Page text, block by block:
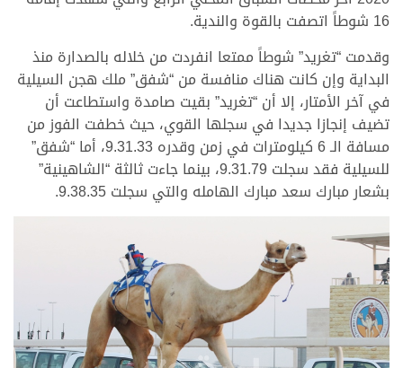
16 شوطاً اتصفت بالقوة والندية.
وقدمت “تغريد” شوطاً ممتعا انفردت من خلاله بالصدارة منذ
البداية وإن كانت هناك منافسة من “شفق” ملك هجن السيلية
في آخر الأمتار، إلا أن “تغريد” بقيت صامدة واستطاعت أن
تضيف إنجازا جديدا في سجلها القوي، حيث خطفت الفوز من
مسافة الـ 6 كيلومترات في زمن وقدره 9.31.33، أما “شفق”
للسيلية فقد سجلت 9.31.79، بينما جاءت ثالثة “الشاهينية”
بشعار مبارك سعد مبارك الهامله والتي سجلت 9.38.35.